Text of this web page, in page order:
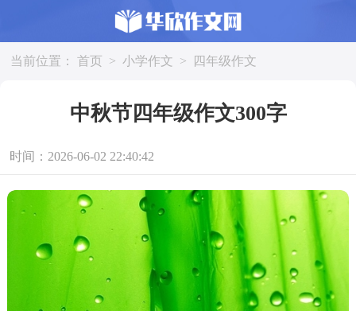
当前位置： 首页 > 小学作文 > 四年级作文
中秋节四年级作文300字
时间：2026-06-02 22:40:42